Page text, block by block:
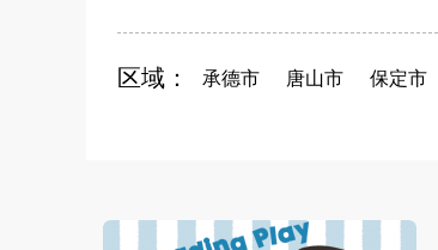
区域： 承德市 唐山市 保定市